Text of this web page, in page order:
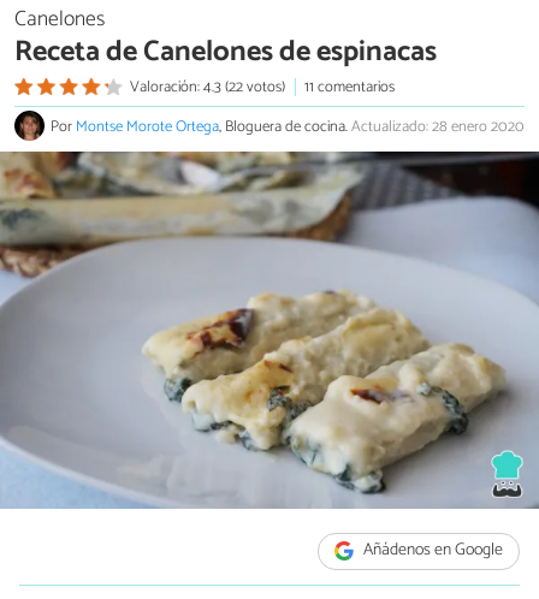
Canelones
Receta de Canelones de espinacas
Valoración: 4.3 (22 votos)
11 comentarios
PorMontse Morote Ortega, Bloguera de cocina.Actualizado: 28 enero 2020
Añádenos en Google